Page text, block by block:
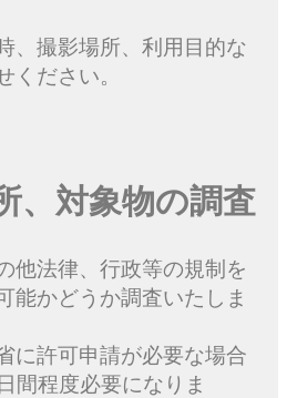
、撮影場所、利用目的な
ください。
、対象物の調査
他法律、行政等の規制を
能かどうか調査いたしま
に許可申請が必要な場合
間程度必要になりま